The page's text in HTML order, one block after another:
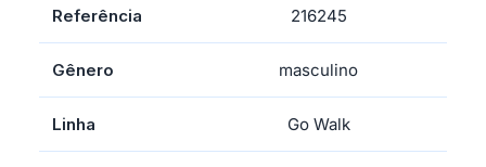
Referência 216245
Gênero masculino
Linha Go Walk